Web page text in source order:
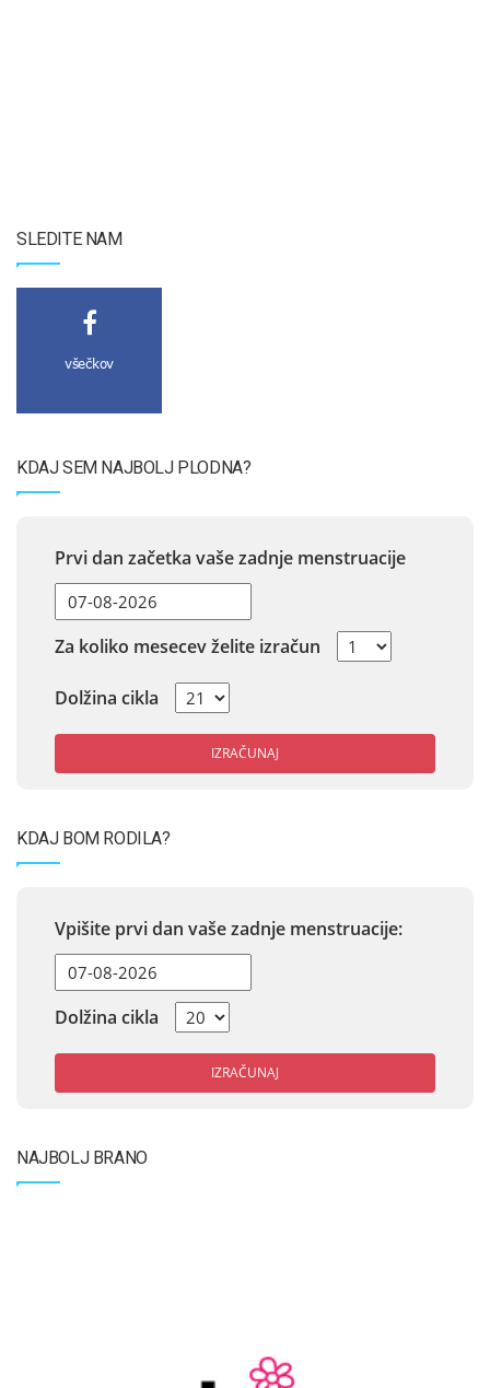
SLEDITE NAM
všečkov
KDAJ SEM NAJBOLJ PLODNA?
Prvi dan začetka vaše zadnje menstruacije
Za koliko mesecev želite izračun
Dolžina cikla
IZRAČUNAJ
KDAJ BOM RODILA?
Vpišite prvi dan vaše zadnje menstruacije:
Dolžina cikla
IZRAČUNAJ
NAJBOLJ BRANO